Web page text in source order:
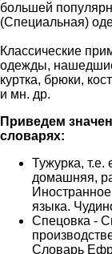
большей
(Специальная)
Классические
одежды,
куртка, брюки,
и мн. др.
Приведем
словарях:
Тужурка,
домашняя,
языка.
Спецовка -
Словарь